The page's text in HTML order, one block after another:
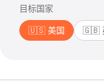
目标国家
🇺🇸 美国 🇬🇧